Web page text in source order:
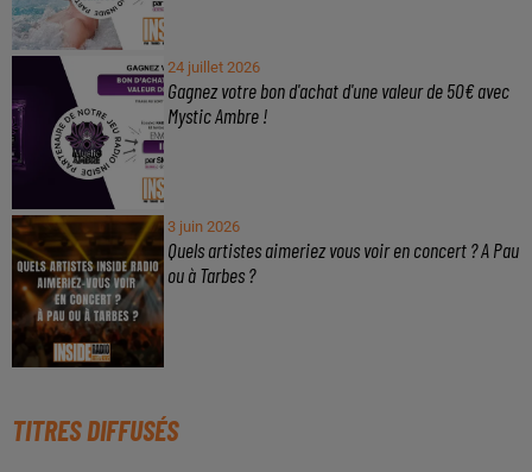
24 juillet 2026
Gagnez votre bon d'achat d'une valeur de 50€ avec
Mystic Ambre !
3 juin 2026
Quels artistes aimeriez vous voir en concert ? A Pau
ou à Tarbes ?
TITRES DIFFUSÉS